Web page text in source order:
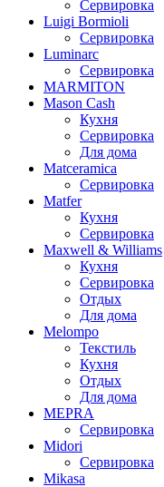
Сервировка
Luigi Bormioli
Сервировка
Luminarc
Сервировка
MARMITON
Mason Cash
Кухня
Сервировка
Для дома
Matceramica
Сервировка
Matfer
Кухня
Сервировка
Maxwell & Williams
Кухня
Сервировка
Отдых
Для дома
Melompo
Текстиль
Кухня
Отдых
Для дома
MEPRA
Сервировка
Midori
Сервировка
Mikasa